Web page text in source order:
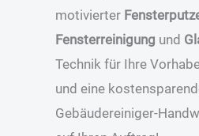
motivierter
Fensterreinigung und
Technik für Ihre
und eine
Gebäudereiniger-